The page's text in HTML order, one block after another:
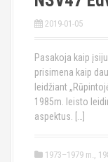
2019-01-05
Pasakoja kaip
prisimena kaip
leidžiant
1985m. leisto
aspektus. […]
1973–1979 m.,